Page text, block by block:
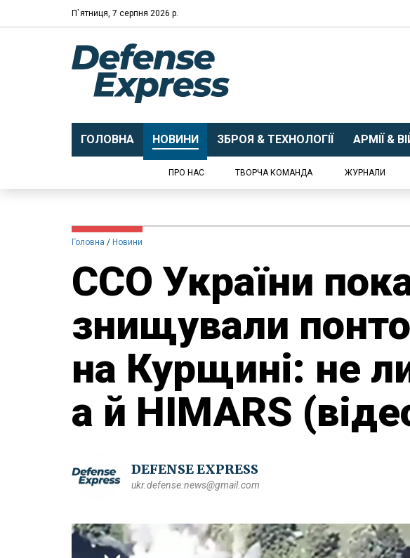
П`ятниця, 7 серпня 2026 р.
ГОЛОВНА НОВИНИ ЗБРОЯ & ТЕХНОЛОГІЇ АРМІЇ &
ПРО НАС ТВОРЧА КОМАНДА ЖУРНАЛИ
Головна Новини
ССО України
знищували
на Курщині: не
а й HIMARS
DEFENSE EXPRESS
ukr.defense.news@gmail.com